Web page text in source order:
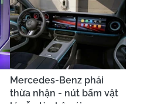
Mercedes-Benz phải
thừa nhận - nút bấm vật